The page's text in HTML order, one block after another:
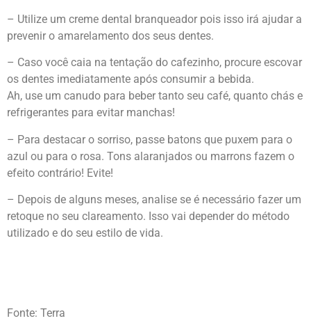
– Utilize um creme dental branqueador pois isso irá ajudar a
prevenir o amarelamento dos seus dentes.
– Caso você caia na tentação do cafezinho, procure escovar
os dentes imediatamente após consumir a bebida.
Ah, use um canudo para beber tanto seu café, quanto chás e
refrigerantes para evitar manchas!
– Para destacar o sorriso, passe batons que puxem para o
azul ou para o rosa. Tons alaranjados ou marrons fazem o
efeito contrário! Evite!
– Depois de alguns meses, analise se é necessário fazer um
retoque no seu clareamento. Isso vai depender do método
utilizado e do seu estilo de vida.
Fonte: Terra